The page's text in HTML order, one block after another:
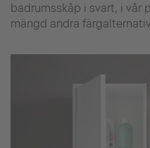
badrumsskåp i svart, i vår
mängd andra